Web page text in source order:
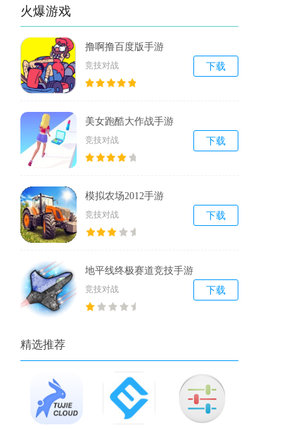
火爆游戏
撸啊撸百度版手游
竞技对战 下载
美女跑酷大作战手游
竞技对战 下载
模拟农场2012手游
竞技对战 下载
地平线终极赛道竞技手游
竞技对战 下载
精选推荐